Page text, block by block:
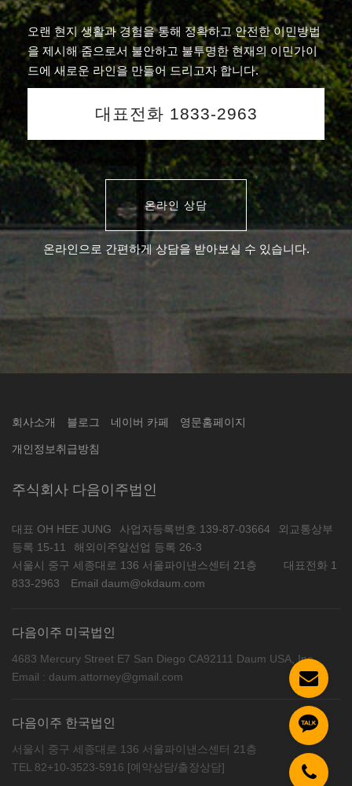
오랜 현지 생활과 경험을 통해 정확하고 안전한 이민방법
을 제시해 줌으로서 불안하고 불투명한 현재의 이민가이
드에 새로운 라인을 만들어 드리고자 합니다.
대표전화 1833-2963
온라인 상담
온라인으로 간편하게 상담을 받아보실 수 있습니다.
회사소개 블로그 네이버 카페 영문홈페이지
개인정보취급방침
주식회사 다음이주법인
대표 OH HEE JUNG 사업자등록번호 139-87-03664
외교통상부
등록 15-11
해외이주알선업 등록 26-3
서울시 중구 세종대로 136 서울파이낸스센터 21층
대표전화 1
833-2963
Email daum@okdaum.com
다음이주 미국법인
4683 Mercury Street E7 San Diego CA92111 Daum USA, Inc
Email : daum.attorney@gmail.com
다음이주 한국법인
서울시 중구 세종대로 136 서울파이낸스센터 21층
TEL 82+10-3523-5916 [예약상담/출장상담]